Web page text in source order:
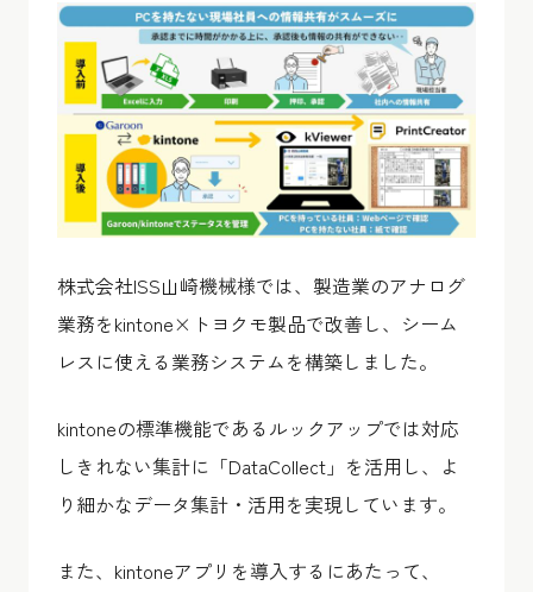
株式会社ISS山崎機械様では、製造業のアナログ
業務をkintone×トヨクモ製品で改善し、シーム
レスに使える業務システムを構築しました。
kintoneの標準機能であるルックアップでは対応
しきれない集計に「DataCollect」を活用し、よ
り細かなデータ集計・活用を実現しています。
また、kintoneアプリを導入するにあたって、